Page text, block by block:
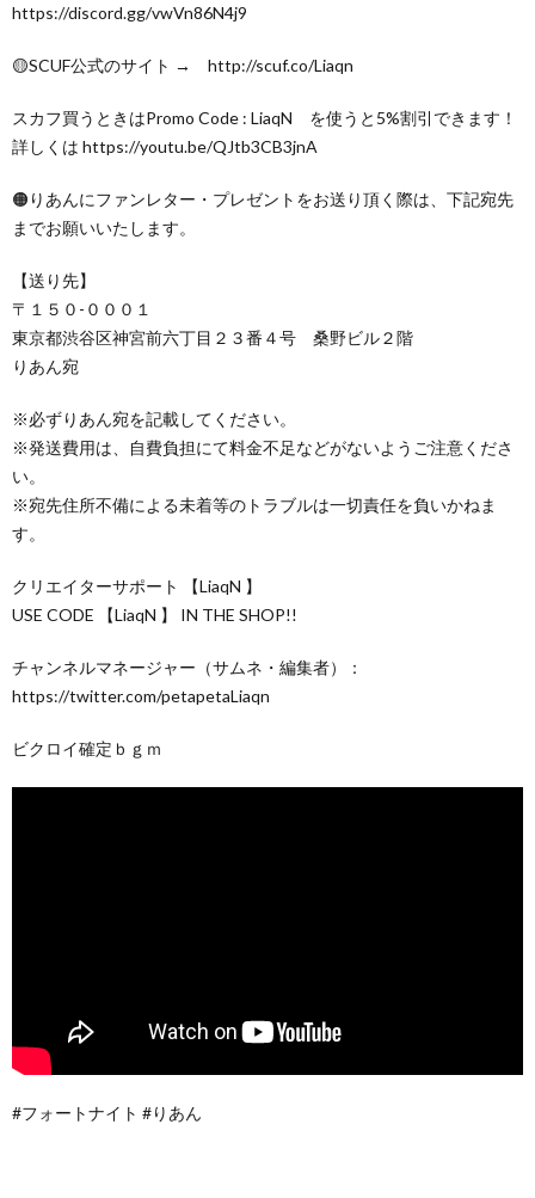
https://discord.gg/vwVn86N4j9
🟡SCUF公式のサイト → http://scuf.co/Liaqn
スカフ買うときはPromo Code : LiaqN を使うと5%割引できます！
詳しくは https://youtu.be/QJtb3CB3jnA
🟠りあんにファンレター・プレゼントをお送り頂く際は、下記宛先
までお願いいたします。
【送り先】
〒１５０-０００１
東京都渋谷区神宮前六丁目２３番４号 桑野ビル２階
りあん宛
※必ずりあん宛を記載してください。
※発送費用は、自費負担にて料金不足などがないようご注意くださ
い。
※宛先住所不備による未着等のトラブルは一切責任を負いかねま
す。
クリエイターサポート 【LiaqN 】
USE CODE 【LiaqN 】 IN THE SHOP!!
チャンネルマネージャー（サムネ・編集者）：
https://twitter.com/petapetaLiaqn
ビクロイ確定ｂｇｍ
#フォートナイト #りあん